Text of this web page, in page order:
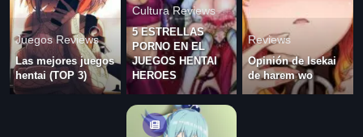
Juegos Reviews
Las mejores juegos
hentai (TOP 3)
Cultura Reviews
5 ESTRELLAS
PORNO EN EL
JUEGOS HENTAI
HEROES
Reviews
Opinión de Isekai
de harem wo